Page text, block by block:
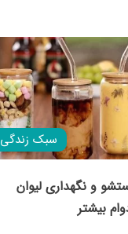
سبک زندگی
و نگهداری لیوان
بیشتر